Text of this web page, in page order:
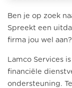
Ben je op zoek
Spreekt een
firma jou wel
Lamco Services
financiële
ondersteuning.